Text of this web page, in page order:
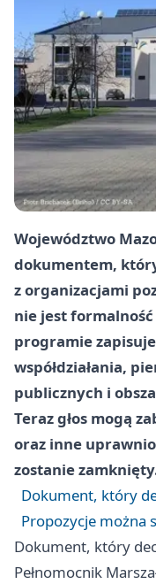
Województwo
dokumentem,
z organizacjami
nie jest
programie
współdziałania,
publicznych i
Teraz głos mogą
oraz inne
zostanie
Dokument, który
Propozycje można
Dokument, który
Pełnomocnik